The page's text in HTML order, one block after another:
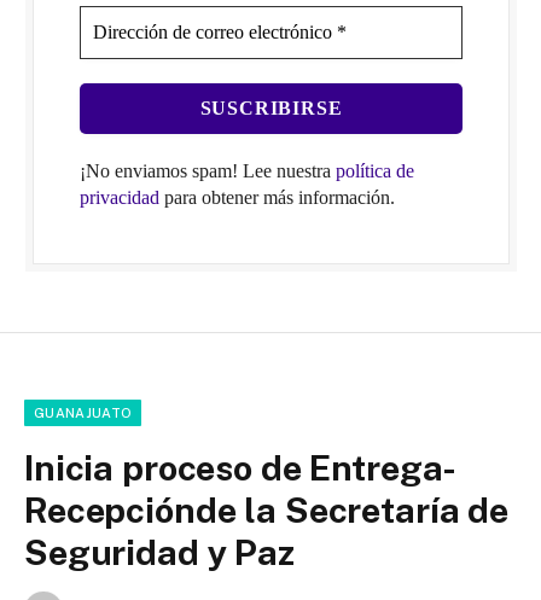
¡No enviamos spam! Lee nuestra política de
privacidad para obtener más información.
GUANAJUATO
Inicia proceso de Entrega-
Recepciónde la Secretaría de
Seguridad y Paz